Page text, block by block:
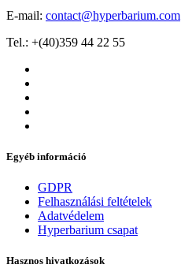
E-mail: contact@hyperbarium.com
Tel.: +(40)359 44 22 55
Egyéb információ
GDPR
Felhasználási feltételek
Adatvédelem
Hyperbarium csapat
Hasznos hivatkozások